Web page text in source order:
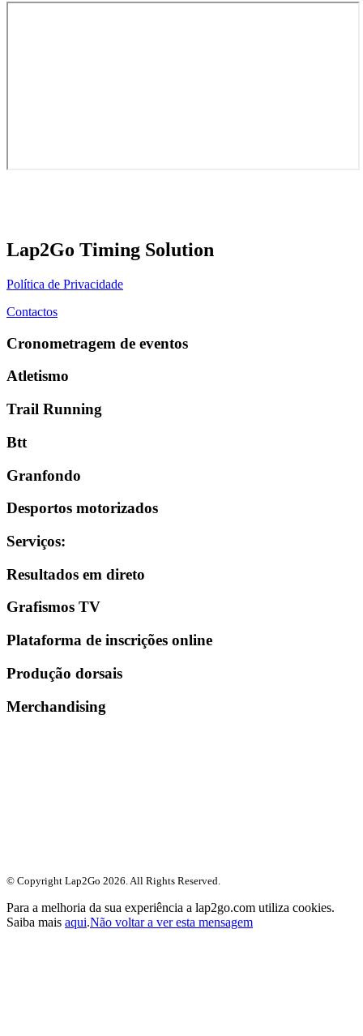
Lap2Go Timing Solution
Política de Privacidade
Contactos
Cronometragem de eventos
Atletismo
Trail Running
Btt
Granfondo
Desportos motorizados
Serviços:
Resultados em direto
Grafismos TV
Plataforma de inscrições online
Produção dorsais
Merchandising
© Copyright Lap2Go 2026. All Rights Reserved.
Para a melhoria da sua experiência a lap2go.com utiliza cookies.
Saiba mais aqui.Não voltar a ver esta mensagem